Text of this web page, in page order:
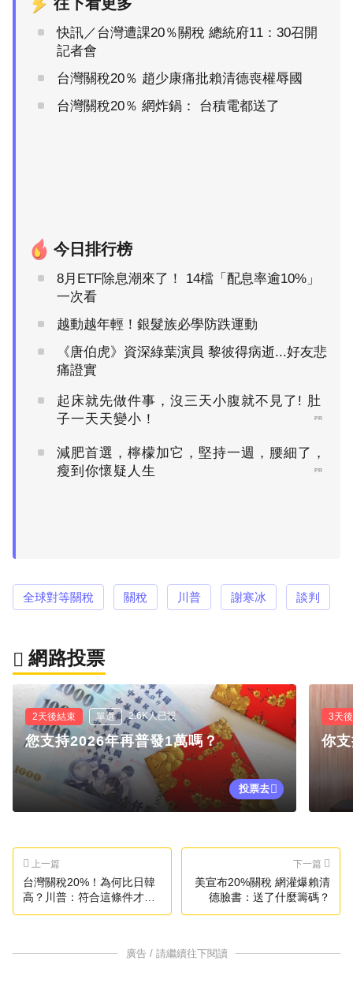
快訊／台灣遭課20％關稅 總統府11：30召開
記者會
台灣關稅20％ 趙少康痛批賴清德喪權辱國
台灣關稅20％ 網炸鍋： 台積電都送了
今日排行榜
8月ETF除息潮來了！ 14檔「配息率逾10%」
一次看
越動越年輕！銀髮族必學防跌運動
《唐伯虎》資深綠葉演員 黎彼得病逝...好友悲
痛證實
起床就先做件事，沒三天小腹就不見了! 肚
子一天天變小！
PR
減肥首選，檸檬加它，堅持一週，腰細了，
瘦到你懷疑人生
PR
全球對等關稅 關稅 川普 謝寒冰 談判
網路投票
2天後結束 單選 2.6K人已投
您支持2026年再普發1萬嗎？
投票去
3天
你
上一篇
台灣關稅20%！為何比日韓
高？川普：符合這條件才會
降
下一篇
美宣布20%關稅 網灌爆賴清
德臉書：送了什麼籌碼？
廣告 / 請繼續往下閱讀